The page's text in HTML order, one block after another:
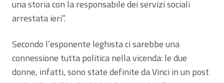
una storia con la responsabile dei servizi sociali
arrestata ieri”.
Secondo l’esponente leghista ci sarebbe una
connessione tutta politica nella vicenda: le due
donne, infatti, sono state definite da Vinci in un post